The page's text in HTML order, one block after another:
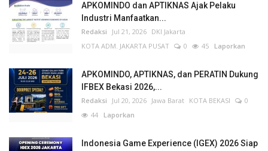
APKOMINDO dan APTIKNAS Ajak Pelaku
Industri Manfaatkan...
Redaksi Jul 21, 2026 DKI Jakarta
KOTA ADM. JAKARTA PUSAT
0 45 Laporkan
APKOMINDO, APTIKNAS, dan PERATIN Dukung
IFBEX Bekasi 2026,...
Redaksi Jul 20, 2026 Jawa Barat KOTA BEKASI
0
44 Laporkan
Indonesia Game Experience (IGEX) 2026 Siap